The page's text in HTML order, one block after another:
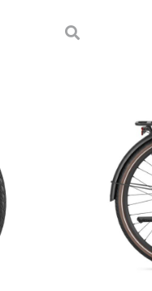
rechtop fietsen,
De extra aandacht voor
Grenoble een elegante